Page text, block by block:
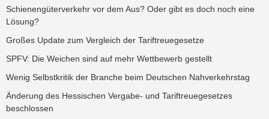
Schienengüterverkehr vor dem Aus? Oder gibt es doch noch eine
Lösung?
Großes Update zum Vergleich der Tariftreuegesetze
SPFV: Die Weichen sind auf mehr Wettbewerb gestellt
Wenig Selbstkritik der Branche beim Deutschen Nahverkehrstag
Änderung des Hessischen Vergabe- und Tariftreuegesetzes
beschlossen